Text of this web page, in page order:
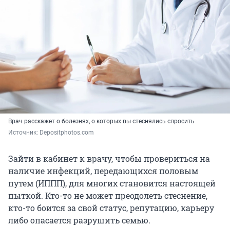
Врач расскажет о болезнях, о которых вы стеснялись спросить
Источник: Depositphotos.com
Зайти в кабинет к врачу, чтобы провериться на
наличие инфекций, передающихся половым
путем (ИППП), для многих становится настоящей
пыткой. Кто-то не может преодолеть стеснение,
кто-то боится за свой статус, репутацию, карьеру
либо опасается разрушить семью.